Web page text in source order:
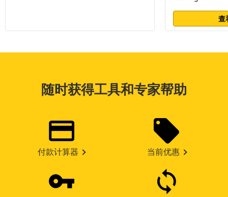
查
随时获得工具和专家帮助
付款计算器 当前优惠